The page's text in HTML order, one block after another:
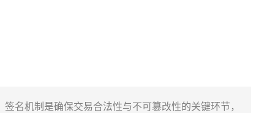
名机制是确保交易合法性与不可篡改性的关键环节，